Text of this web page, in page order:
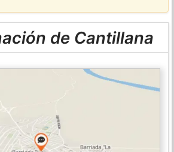
de Cantillana